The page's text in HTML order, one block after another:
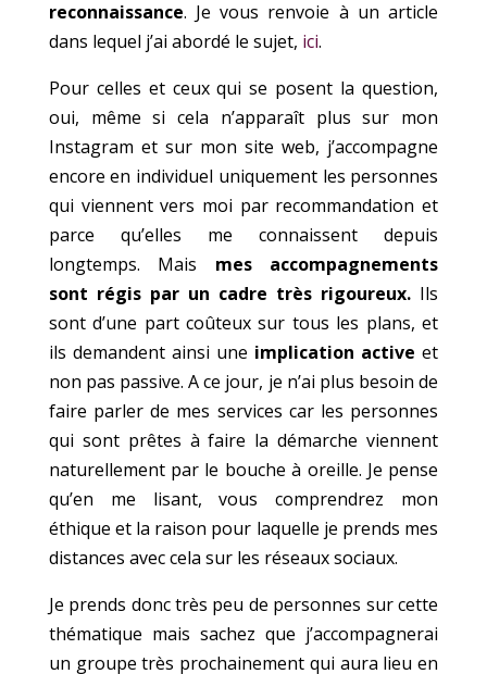
reconnaissance. Je vous renvoie à un article
dans lequel j’ai abordé le sujet, ici.
Pour celles et ceux qui se posent la question,
oui, même si cela n’apparaît plus sur mon
Instagram et sur mon site web, j’accompagne
encore en individuel uniquement les personnes
qui viennent vers moi par recommandation et
parce qu’elles me connaissent depuis
longtemps. Mais mes accompagnements
sont régis par un cadre très rigoureux. Ils
sont d’une part coûteux sur tous les plans, et
ils demandent ainsi une implication active et
non pas passive. A ce jour, je n’ai plus besoin de
faire parler de mes services car les personnes
qui sont prêtes à faire la démarche viennent
naturellement par le bouche à oreille. Je pense
qu’en me lisant, vous comprendrez mon
éthique et la raison pour laquelle je prends mes
distances avec cela sur les réseaux sociaux.
Je prends donc très peu de personnes sur cette
thématique mais sachez que j’accompagnerai
un groupe très prochainement qui aura lieu en